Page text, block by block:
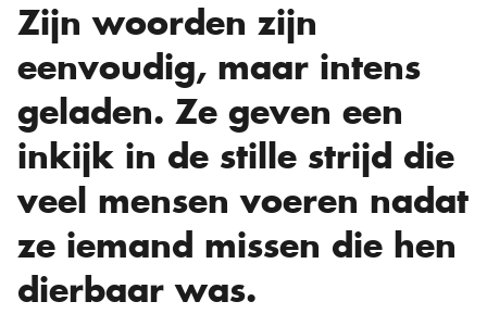
Zijn woorden zijn
eenvoudig, maar intens
geladen. Ze geven een
inkijk in de stille strijd die
veel mensen voeren nadat
ze iemand missen die hen
dierbaar was.